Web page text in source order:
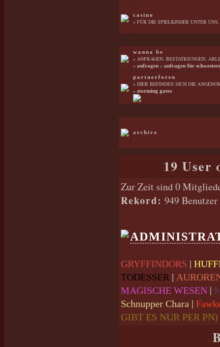
casino
» FÜR DIE SPIELKINDER UNTER UNS.
wanna be
» ANFRAGEN, BESTATIGUNGEN,
» anfragen » anfragen für
partnerforen
» HIER BEFINDEN SICH DIE
» storming gates
archive
19 User
Zur Zeit sind 0
Rekord: 949
GRYFFINDORS |
TODESSER |
MAGISCHE WESEN |
Schnupper Chara |
GIBT ES NUR PER PN)